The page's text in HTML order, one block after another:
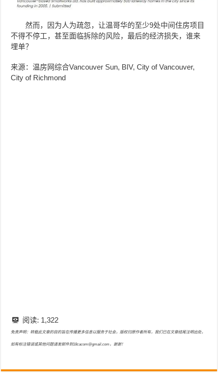
然而，因为人为疏忽，让温哥华的至少9处中间住房项目
不得不停工，甚至面临拆除的风险，最后的经济损失，谁来
埋单？
来源：温房网综合Vancouver Sun, BIV, City of Vancouver,
City of Richmond
阅读: 1,322
免责声明：转载此文章的目的旨在传播更多信息以服务于社会，版权归原作者所有，我们已在文章结尾注明出处，
如有标注错误或其他问题请发邮件到18cacom@gmail.com，谢谢！